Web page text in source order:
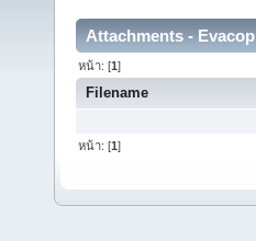
Attachments - Evacop
หน้า: [1]
Filename
หน้า: [1]